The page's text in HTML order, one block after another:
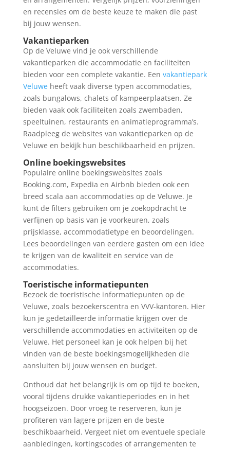
en recensies om de beste keuze te maken die past
bij jouw wensen.
Vakantieparken
Op de Veluwe vind je ook verschillende
vakantieparken die accommodatie en faciliteiten
bieden voor een complete vakantie. Een vakantiepark
Veluweheeft vaak diverse typen accommodaties,
zoals bungalows, chalets of kampeerplaatsen. Ze
bieden vaak ook faciliteiten zoals zwembaden,
speeltuinen, restaurants en animatieprogramma’s.
Raadpleeg de websites van vakantieparken op de
Veluwe en bekijk hun beschikbaarheid en prijzen.
Online boekingswebsites
Populaire online boekingswebsites zoals
Booking.com, Expedia en Airbnb bieden ook een
breed scala aan accommodaties op de Veluwe. Je
kunt de filters gebruiken om je zoekopdracht te
verfijnen op basis van je voorkeuren, zoals
prijsklasse, accommodatietype en beoordelingen.
Lees beoordelingen van eerdere gasten om een idee
te krijgen van de kwaliteit en service van de
accommodaties.
Toeristische informatiepunten
Bezoek de toeristische informatiepunten op de
Veluwe, zoals bezoekerscentra en VVV-kantoren. Hier
kun je gedetailleerde informatie krijgen over de
verschillende accommodaties en activiteiten op de
Veluwe. Het personeel kan je ook helpen bij het
vinden van de beste boekingsmogelijkheden die
aansluiten bij jouw wensen en budget.
Onthoud dat het belangrijk is om op tijd te boeken,
vooral tijdens drukke vakantieperiodes en in het
hoogseizoen. Door vroeg te reserveren, kun je
profiteren van lagere prijzen en de beste
beschikbaarheid. Vergeet niet om eventuele speciale
aanbiedingen, kortingscodes of arrangementen te